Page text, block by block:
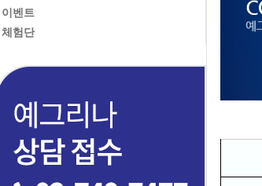
이벤트
체험단